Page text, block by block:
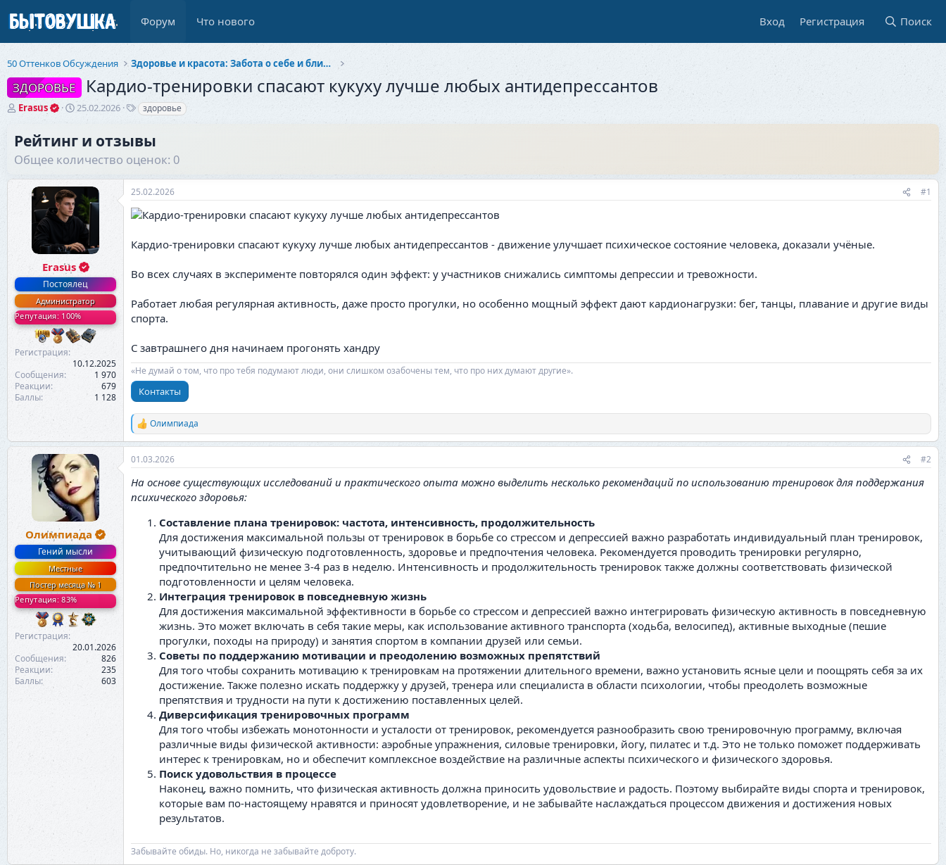
Форум Что нового Вход Регистрация Поиск
50 Оттенков Обсуждения Здоровье и красота: Забота о себе и близких
ЗДОРОВЬЕ Кардио-тренировки спасают кукуху лучше любых антидепрессантов
А
о
р
е
Erasus
Д
н
ч
а
л
а
25.02.2026
Т
и
здоровье
Рейтинг и отзывы
Общее количество оценок: 0
Erasus
Постоялец
Администратор
Репутация: 100%
Регистрация
10.12.2025
Сообщения
1 970
Реакции
679
Баллы
1 128
25.02.2026 #1
Кардио-тренировки спасают кукуху лучше любых антидепрессантов - движение улучшает психическое состояние человека, доказали учёные.
Во всех случаях в эксперименте повторялся один эффект: у участников снижались симптомы депрессии и тревожности.
Работает любая регулярная активность, даже просто прогулки, но особенно мощный эффект дают кардионагрузки: бег, танцы, плавание и другие виды
спорта.
С завтрашнего дня начинаем прогонять хандру
«Не думай о том, что про тебя подумают люди, они слишком озабочены тем, что про них думают другие».
Контакты
Р
е
а
к
и
и
Олимпиада
Олимпиада
Гений мысли
Местные
Постер месяца № 1
Репутация: 83%
Регистрация
20.01.2026
Сообщения
826
Реакции
235
Баллы
603
01.03.2026 #2
На основе существующих исследований и практического опыта можно выделить несколько рекомендаций по использованию тренировок для поддержания
психического здоровья:
Составление плана тренировок: частота, интенсивность, продолжительность
Для достижения максимальной пользы от тренировок в борьбе со стрессом и депрессией важно разработать индивидуальный план тренировок,
учитывающий физическую подготовленность, здоровье и предпочтения человека. Рекомендуется проводить тренировки регулярно,
предпочтительно не менее 3-4 раз в неделю. Интенсивность и продолжительность тренировок также должны соответствовать физической
подготовленности и целям человека.
Интеграция тренировок в повседневную жизнь
Для достижения максимальной эффективности в борьбе со стрессом и депрессией важно интегрировать физическую активность в повседневную
жизнь. Это может включать в себя такие меры, как использование активного транспорта (ходьба, велосипед), активные выходные (пешие
прогулки, походы на природу) и занятия спортом в компании друзей или семьи.
Советы по поддержанию мотивации и преодолению возможных препятствий
Для того чтобы сохранить мотивацию к тренировкам на протяжении длительного времени, важно установить ясные цели и поощрять себя за их
достижение. Также полезно искать поддержку у друзей, тренера или специалиста в области психологии, чтобы преодолеть возможные
препятствия и трудности на пути к достижению поставленных целей.
Диверсификация тренировочных программ
Для того чтобы избежать монотонности и усталости от тренировок, рекомендуется разнообразить свою тренировочную программу, включая
различные виды физической активности: аэробные упражнения, силовые тренировки, йогу, пилатес и т.д. Это не только поможет поддерживать
интерес к тренировкам, но и обеспечит комплексное воздействие на различные аспекты психического и физического здоровья.
Поиск удовольствия в процессе
Наконец, важно помнить, что физическая активность должна приносить удовольствие и радость. Поэтому выбирайте виды спорта и тренировок,
которые вам по-настоящему нравятся и приносят удовлетворение, и не забывайте наслаждаться процессом движения и достижения новых
результатов.
Забывайте обиды. Но, никогда не забывайте доброту.